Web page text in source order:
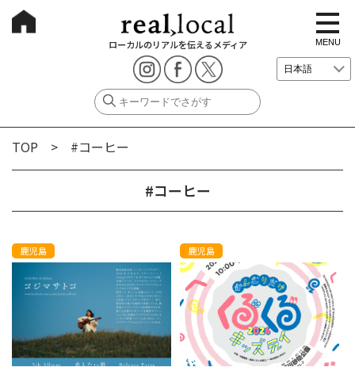
ローカルのリアルを伝えるメディア
t
o
g
g
e
i
i
MENU
TOP > #コーヒー
#コーヒー
鹿児島 鹿児島